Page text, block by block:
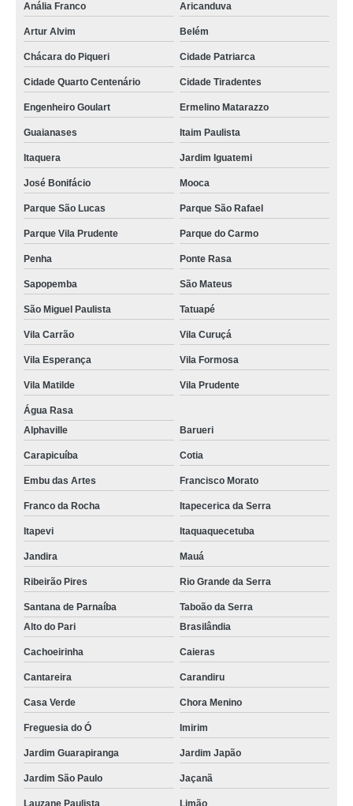
Anália Franco
Aricanduva
Artur Alvim Belém
Chácara do Piqueri Cidade Patriarca
Cidade Quarto Centenário Cidade Tiradentes
Engenheiro Goulart Ermelino Matarazzo
Guaianases Itaim Paulista
Itaquera Jardim Iguatemi
José Bonifácio Mooca
Parque São Lucas Parque São Rafael
Parque Vila Prudente Parque do Carmo
Penha Ponte Rasa
Sapopemba São Mateus
São Miguel Paulista Tatuapé
Vila Carrão Vila Curuçá
Vila Esperança Vila Formosa
Vila Matilde Vila Prudente
Água Rasa
Alphaville
Barueri
Carapicuíba Cotia
Embu das Artes Francisco Morato
Franco da Rocha Itapecerica da Serra
Itapevi Itaquaquecetuba
Jandira Mauá
Ribeirão Pires Rio Grande da Serra
Santana de Parnaíba
Taboão da Serra
Alto do Pari
Brasilândia
Cachoeirinha Caieras
Cantareira Carandiru
Casa Verde Chora Menino
Freguesia do Ó Imirim
Jardim Guarapiranga Jardim Japão
Jardim São Paulo Jaçanã
Lauzane Paulista Limão